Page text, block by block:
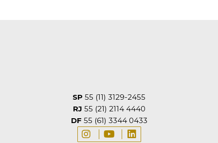
SP 55 (11) 3129-2455
RJ 55 (21) 2114 4440
DF 55 (61) 3344 0433